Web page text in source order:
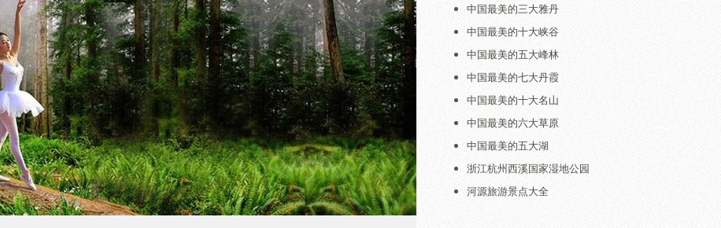
中国最美的三大雅丹
中国最美的十大峡谷
中国最美的五大峰林
中国最美的七大丹霞
中国最美的十大名山
中国最美的六大草原
中国最美的五大湖
浙江杭州西溪国家湿地公园
河源旅游景点大全